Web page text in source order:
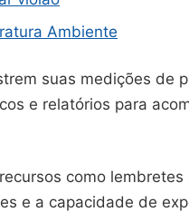
Ambiente
suas medições de
e relatórios para
como
e a capacidade de